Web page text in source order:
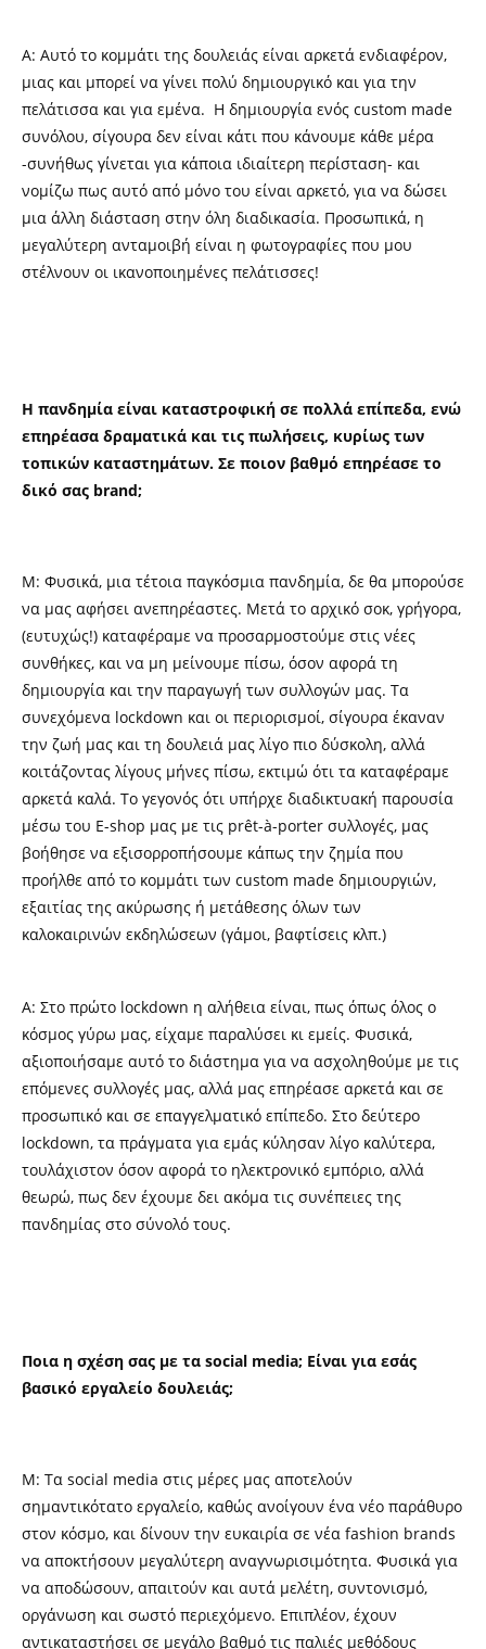
Α: Αυτό το κομμάτι της δουλειάς είναι αρκετά ενδιαφέρον,
μιας και μπορεί να γίνει πολύ δημιουργικό και για την
πελάτισσα και για εμένα. Η δημιουργία ενός custom made
συνόλου, σίγουρα δεν είναι κάτι που κάνουμε κάθε μέρα
-συνήθως γίνεται για κάποια ιδιαίτερη περίσταση- και
νομίζω πως αυτό από μόνο του είναι αρκετό, για να δώσει
μια άλλη διάσταση στην όλη διαδικασία. Προσωπικά, η
μεγαλύτερη ανταμοιβή είναι η φωτογραφίες που μου
στέλνουν οι ικανοποιημένες πελάτισσες!
Η πανδημία είναι καταστροφική σε πολλά επίπεδα, ενώ
επηρέασα δραματικά και τις πωλήσεις, κυρίως των
τοπικών καταστημάτων. Σε ποιον βαθμό επηρέασε το
δικό σας brand;
Μ: Φυσικά, μια τέτοια παγκόσμια πανδημία, δε θα μπορούσε
να μας αφήσει ανεπηρέαστες. Μετά το αρχικό σοκ, γρήγορα,
(ευτυχώς!) καταφέραμε να προσαρμοστούμε στις νέες
συνθήκες, και να μη μείνουμε πίσω, όσον αφορά τη
δημιουργία και την παραγωγή των συλλογών μας. Τα
συνεχόμενα lockdown και οι περιορισμοί, σίγουρα έκαναν
την ζωή μας και τη δουλειά μας λίγο πιο δύσκολη, αλλά
κοιτάζοντας λίγους μήνες πίσω, εκτιμώ ότι τα καταφέραμε
αρκετά καλά. Το γεγονός ότι υπήρχε διαδικτυακή παρουσία
μέσω του Ε-shop μας με τις prêt-à-porter συλλογές, μας
βοήθησε να εξισορροπήσουμε κάπως την ζημία που
προήλθε από το κομμάτι των custom made δημιουργιών,
εξαιτίας της ακύρωσης ή μετάθεσης όλων των
καλοκαιρινών εκδηλώσεων (γάμοι, βαφτίσεις κλπ.)
Α: Στο πρώτο lockdown η αλήθεια είναι, πως όπως όλος ο
κόσμος γύρω μας, είχαμε παραλύσει κι εμείς. Φυσικά,
αξιοποιήσαμε αυτό το διάστημα για να ασχοληθούμε με τις
επόμενες συλλογές μας, αλλά μας επηρέασε αρκετά και σε
προσωπικό και σε επαγγελματικό επίπεδο. Στο δεύτερο
lockdown, τα πράγματα για εμάς κύλησαν λίγο καλύτερα,
τουλάχιστον όσον αφορά το ηλεκτρονικό εμπόριο, αλλά
θεωρώ, πως δεν έχουμε δει ακόμα τις συνέπειες της
πανδημίας στο σύνολό τους.
Ποια η σχέση σας με τα social media; Είναι για εσάς
βασικό εργαλείο δουλειάς;
Μ: Τα social media στις μέρες μας αποτελούν
σημαντικότατο εργαλείο, καθώς ανοίγουν ένα νέο παράθυρο
στον κόσμο, και δίνουν την ευκαιρία σε νέα fashion brands
να αποκτήσουν μεγαλύτερη αναγνωρισιμότητα. Φυσικά για
να αποδώσουν, απαιτούν και αυτά μελέτη, συντονισμό,
οργάνωση και σωστό περιεχόμενο. Επιπλέον, έχουν
αντικαταστήσει σε μεγάλο βαθμό τις παλιές μεθόδους